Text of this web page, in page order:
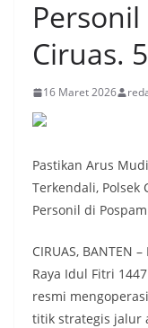
Ciruas.
16 Maret 2026
Pastikan Arus
Terkendali, Polsek
Personil di
CIRUAS, BANTEN
Raya Idul Fitri
resmi
titik strategis jalur